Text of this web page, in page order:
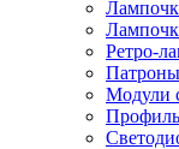
Ретро-
Патроны
Модули